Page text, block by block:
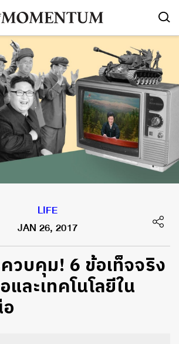
LIFE
JAN 26, 2017
วบคุม! 6 ข้อเท็จจริง
ละเทคโนโลยีใน